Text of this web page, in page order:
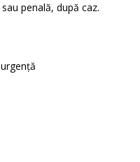
penală, după caz.